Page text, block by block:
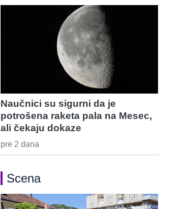
Naučnici su sigurni da je
potrošena raketa pala na Mesec,
ali čekaju dokaze
pre 2 dana
Scena